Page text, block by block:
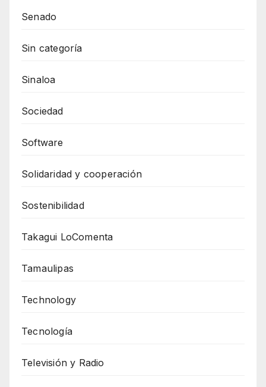
Senado
Sin categoría
Sinaloa
Sociedad
Software
Solidaridad y cooperación
Sostenibilidad
Takagui LoComenta
Tamaulipas
Technology
Tecnología
Televisión y Radio